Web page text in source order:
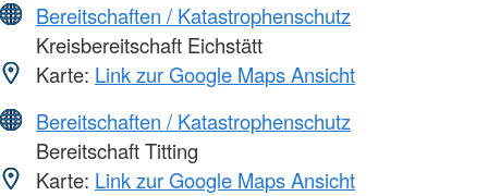
Bereitschaften / Katastrophenschutz
Kreisbereitschaft Eichstätt
Karte: Link zur Google Maps Ansicht
Bereitschaften / Katastrophenschutz
Bereitschaft Titting
Karte: Link zur Google Maps Ansicht